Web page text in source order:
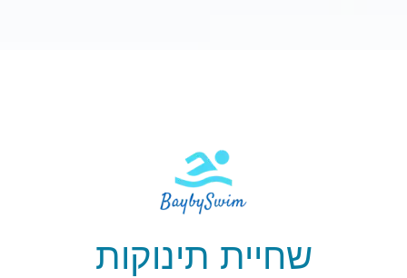
שחיית תינוקות